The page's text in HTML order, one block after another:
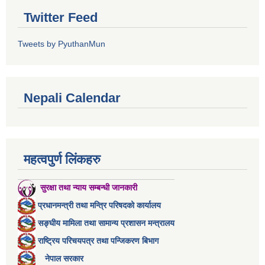
Twitter Feed
Tweets by PyuthanMun
Nepali Calendar
महत्वपुर्ण लिंकहरु
सुरक्षा तथा न्याय सम्बन्धी जानकारी
प्रधानमन्त्री तथा मन्त्रि परिषदको कार्यालय
सङ्घीय मामिला तथा सामान्य प्रशासन मन्त्रालय
राष्ट्रिय परिचयपत्र तथा पन्जिकरण बिभाग
नेपाल सरकार